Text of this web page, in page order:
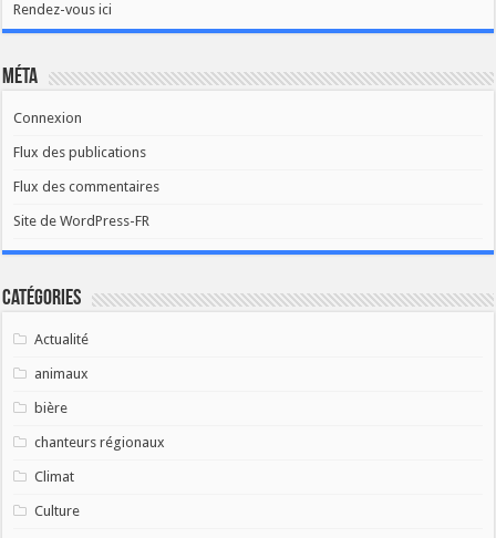
Rendez-vous ici
Méta
Connexion
Flux des publications
Flux des commentaires
Site de WordPress-FR
Catégories
Actualité
animaux
bière
chanteurs régionaux
Climat
Culture